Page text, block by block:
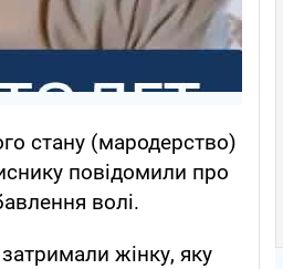
стану (мародерство)
повідомили про
волі.
жінку, яку